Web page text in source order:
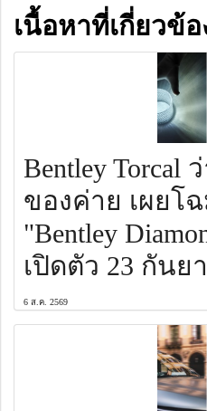
เนื้อหาที่เกี่ยวข้อ
Bentley Torcal
ของค่าย เผยโ
"Bentley
เปิดตัว 23 กันย
6 ส.ค. 2569